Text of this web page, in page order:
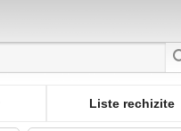
Liste rechizite